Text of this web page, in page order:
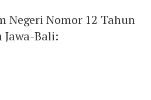
Negeri Nomor 12 Tahun
Bali: